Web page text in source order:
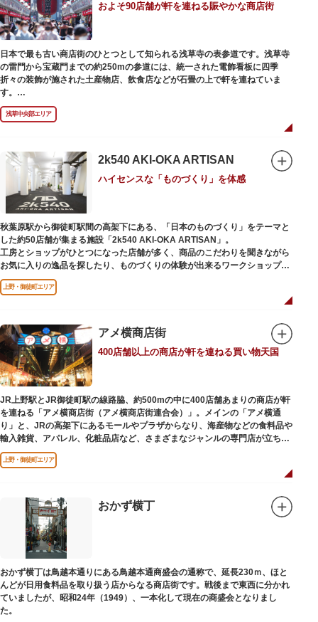
およそ90店舗が軒を連ねる賑やかな商店街
日本で最も古い商店街のひとつとして知られる浅草寺の表参道です。浅草寺
の雷門から宝蔵門までの約250mの参道には、統一された電飾看板に四季
折々の装飾が施された土産物店、飲食店などが石畳の上で軒を連ねていま
す。
人形焼や手焼きせんべいをはじめ、団子や揚げまんじゅう、雷おこしなどの
銘菓、和傘や扇子など伝統工芸品も並び、歩いているだけで浅草らしさを感
じる場所です。江戸文化を感じる粋な商品の数々は、海外からの観光客にも
ての味を堪能できるのも魅力。下町っ子の威勢の良い売り声が飛び交うな
か、お気に入りのお土産探しをお楽しみください。
浅草中央部エリア
2k540 AKI-OKA ARTISAN
ハイセンスな「ものづくり」を体感
秋葉原駅から御徒町駅間の高架下にある、「日本のものづくり」をテーマと
した約50店舗が集まる施設「2k540 AKI-OKA ARTISAN」。
工房とショップがひとつになった店舗が多く、商品のこだわりを聞きながら
お気に入りの逸品を探したり、ものづくりの体験が出来るワークショップに
参加して自分だけのオリジナル商品を作ったり、クリエイターと直接コミュ
ニケーションをとりながらのショッピングが楽しめます。飲食店もあるので
ないぬくもりと、新しいデザインの商品に出会うことができます。
名前の由来は、東京駅から2k540m付近にあることから「2k540」、秋葉原
駅（AKIHABARA）と御徒町駅（OKACHIMACHI）の間にあるという造語
「AKI-OKA」、フランス語で「職人」を意味する「ARTISAN」を組み合わ
せたもの。
施設周辺は、江戸の文化を伝える伝統工芸職人の街だったという背景もあ
り、現在もジュエリーや皮製品を扱うお店が多く、高いセンスとクオリティ
をもった店舗が集結しています。
上野・御徒町エリア
アメ横商店街
400店舗以上の商店が軒を連ねる買い物天国
JR上野駅とJR御徒町駅の線路脇、約500mの中に400店舗あまりの商店が軒
を連ねる「アメ横商店街（アメ横商店街連合会）」。メインの「アメ横通
り」と、JRの高架下にあるモールやプラザからなり、海産物などの食料品や
輸入雑貨、アパレル、化粧品店など、さまざまなジャンルの専門店が立ち並
んでいます。活気ある呼び込みが飛び交うなかで、店員さんとの会話も楽し
みながら目玉商品や特価品を探せるのが魅力のひとつ。年末の叩き売りは風
アメ横のはじまりは、物資が底をついた第二次世界大戦後にできた闇市。多
くの闇市が的屋の仕切りであったのに対して、アメ横は満州からの復員兵が
共同体となり連合会を結成。出店を統制し、商店街が形成されました。
当時、JR上野駅のすぐ南に発生した闇市は、飴を販売する屋台があったこと
から「アメヤ横丁（飴屋通り）」と呼ばれるように。反対側のJR御徒町付近
には、アメリカ進駐軍の放出物資を販売する店ができたので「アメリカ横丁
（アメリカ通り）」と呼ばれるようになりました。この2つのエリアが統合
され、今の「アメ横」になったと言われています。
上野・御徒町エリア
おかず横丁
おかず横丁は鳥越本通りにある鳥越本通商盛会の通称で、延長230ｍ、ほと
んどが日用食料品を取り扱う店からなる商店街です。戦後まで東西に分かれ
ていましたが、昭和24年（1949）、一本化して現在の商盛会となりまし
た。